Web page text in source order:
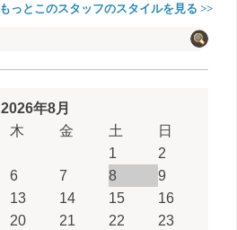
もっとこのスタッフのスタイルを見る >>
2026年8月
木 金 土 日
1
2
6 7 8
9
13 14 15
16
20 21 22
23